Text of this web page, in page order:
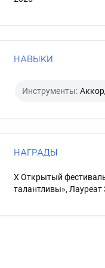
НАВЫКИ
Инструменты:
НАГРАДЫ
X Открытый
талантливы», Лауреат